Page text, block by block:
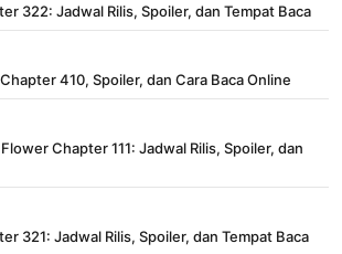
322: Jadwal Rilis, Spoiler, dan Tempat Baca
410, Spoiler, dan Cara Baca Online
Chapter 111: Jadwal Rilis, Spoiler, dan
321: Jadwal Rilis, Spoiler, dan Tempat Baca